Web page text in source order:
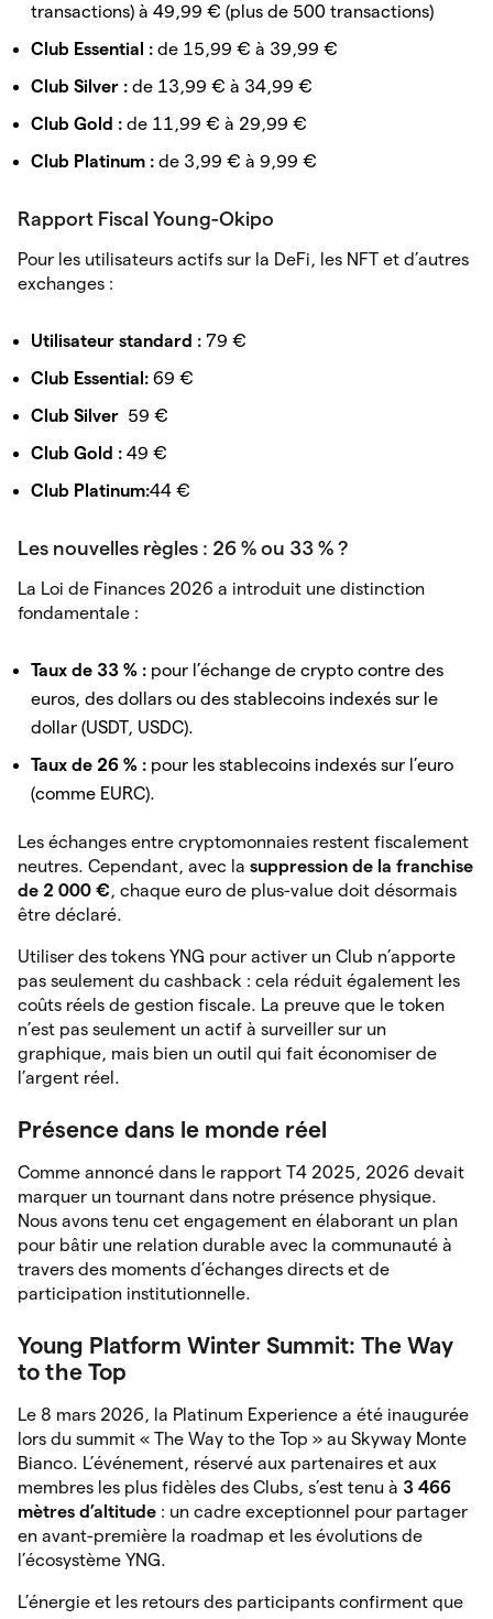
transactions) à 49,99 € (plus de 500 transactions)
Club Essential : de 15,99 € à 39,99 €
Club Silver : de 13,99 € à 34,99 €
Club Gold : de 11,99 € à 29,99 €
Club Platinum : de 3,99 € à 9,99 €
Rapport Fiscal Young-Okipo
Pour les utilisateurs actifs sur la DeFi, les NFT et d’autres
exchanges :
Utilisateur standard : 79 €
Club Essential: 69 €
Club Silver 59 €
Club Gold : 49 €
Club Platinum:44 €
Les nouvelles règles : 26 % ou 33 % ?
La Loi de Finances 2026 a introduit une distinction
fondamentale :
Taux de 33 % : pour l’échange de crypto contre des
euros, des dollars ou des stablecoins indexés sur le
dollar (USDT, USDC).
Taux de 26 % : pour les stablecoins indexés sur l’euro
(comme EURC).
Les échanges entre cryptomonnaies restent fiscalement
neutres. Cependant, avec la suppression de la franchise
de 2 000 €, chaque euro de plus-value doit désormais
être déclaré.
Utiliser des tokens YNG pour activer un Club n’apporte
pas seulement du cashback : cela réduit également les
coûts réels de gestion fiscale. La preuve que le token
n’est pas seulement un actif à surveiller sur un
graphique, mais bien un outil qui fait économiser de
l’argent réel.
Présence dans le monde réel
Comme annoncé dans le rapport T4 2025, 2026 devait
marquer un tournant dans notre présence physique.
Nous avons tenu cet engagement en élaborant un plan
pour bâtir une relation durable avec la communauté à
travers des moments d’échanges directs et de
participation institutionnelle.
Young Platform Winter Summit: The Way
to the Top
Le 8 mars 2026, la Platinum Experience a été inaugurée
lors du summit « The Way to the Top » au Skyway Monte
Bianco. L’événement, réservé aux partenaires et aux
membres les plus fidèles des Clubs, s’est tenu à 3 466
mètres d’altitude : un cadre exceptionnel pour partager
en avant-première la roadmap et les évolutions de
l’écosystème YNG.
L’énergie et les retours des participants confirment que